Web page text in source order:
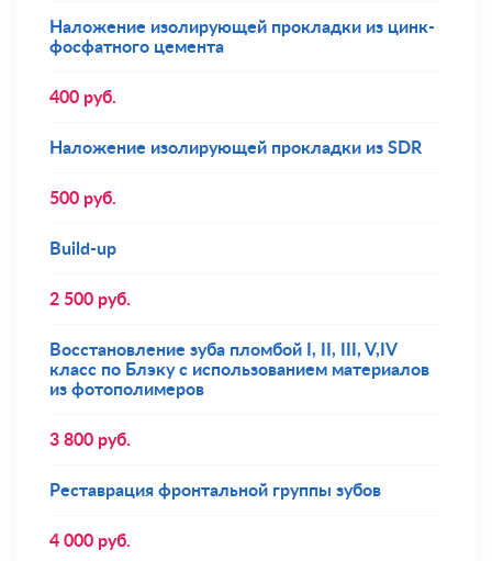
Наложение изолирующей прокладки из цинк-
фосфатного цемента
400 руб.
Наложение изолирующей прокладки из SDR
500 руб.
Build-up
2 500 руб.
Восстановление зуба пломбой I, II, III, V,IV
класс по Блэку с использованием материалов
из фотополимеров
3 800 руб.
Реставрация фронтальной группы зубов
4 000 руб.